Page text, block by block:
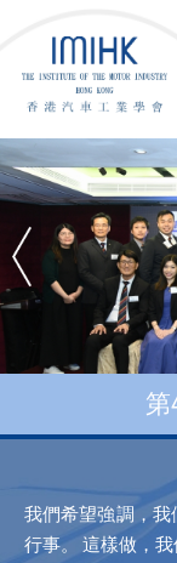
第
我們希望強調，我
行事。 這樣做，